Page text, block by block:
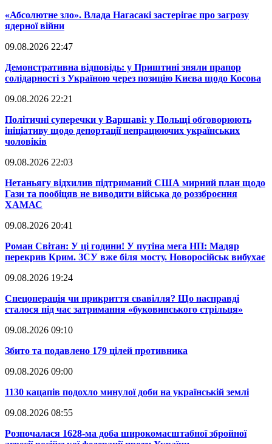
​«Абсолютне зло». Влада Нагасакі застерігає про загрозу
ядерної війни
09.08.2026 22:47
​Демонстративна відповідь: у Приштині зняли прапор
солідарності з Україною через позицію Києва щодо Косова
09.08.2026 22:21
​Політичні суперечки у Варшаві: у Польщі обговорюють
ініціативу щодо депортації непрацюючих українських
чоловіків
09.08.2026 22:03
​Нетаньягу відхилив підтриманий США мирний план щодо
Гази та пообіцяв не виводити війська до роззброєння
ХАМАС
09.08.2026 20:41
​Роман Світан: У ці години! У путіна мега НП: Мадяр
перекрив Крим. ЗСУ вже біля мосту. Новоросійськ вибухає
09.08.2026 19:24
​Спецоперація чи прикриття свавілля? Що насправді
сталося під час затримання «буковинського стрільця»
09.08.2026 09:10
​Збито та подавлено 179 цілей противника
09.08.2026 09:00
​1130 кацапів подохло минулої доби на українській землі
09.08.2026 08:55
​Розпочалася 1628-ма доба широкомасштабної збройної